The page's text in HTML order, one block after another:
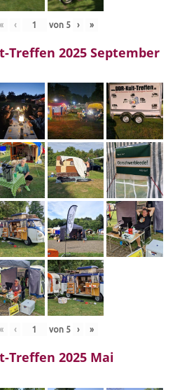
« ‹ von 5 › »
Treffen 2025 September
« ‹ von 5 › »
Treffen 2025 Mai